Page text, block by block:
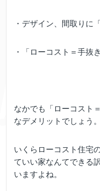
・デザイン、間取りに
・「ローコスト＝手抜
なかでも「ローコスト
なデメリットでしょう。
いくらローコスト住宅
ていい家なんてできる
いますよね。